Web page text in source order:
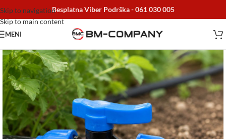
Skip to navigation
Skip to main content
Besplatna Viber Podrška -061 030 005
MENI